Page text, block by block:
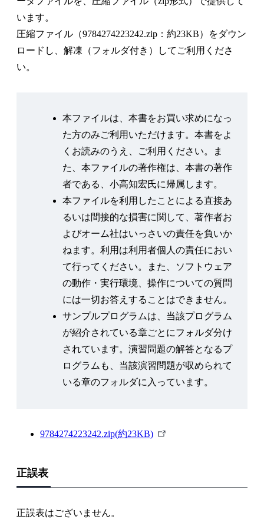
1.2.1 ソケットの概要
1.2.2 ソケットによるクライアントサーバシステ
演習問題１
2.1.1 Python処理系の準備
2.1.2 Anaconda Promptの利用
2.2 クライアントソケットの実装
2.2.1 クライアントソケットの基本
2.2.2 双方向に情報をやり取りするクライアント
プログラムの実装
2.3 サーバソケットの実装
2.3.1 シングルスレッドによるサーバソケットの
2.3.2 マルチスレッドによるサーバソケットの実
演習問題２
Chapter 3 Pythonソケットによるネットワークシステ
3.1 【データロガーシステム】TCPの利用
3.1.1 上位プロトコルの必要性
の実装
3.2.1 UDPを用いたチャットシステムの設計
3.2.2 【UDPチャットの実装①】サーバの実装
実装
います。
圧縮ファイル（9784274223242.zip：約23KB）をダウン
ロードし、解凍（フォルダ付き）してご利用くださ
い。
本ファイルは、本書をお買い求めになっ
た方のみご利用いただけます。本書をよ
くお読みのうえ、ご利用ください。ま
た、本ファイルの著作権は、本書の著作
者である、小高知宏氏に帰属します。
本ファイルを利用したことによる直接あ
るいは間接的な損害に関して、著作者お
よびオーム社はいっさいの責任を負いか
ねます。利用は利用者個人の責任におい
て行ってください。また、ソフトウェア
の動作・実行環境、操作についての質問
には一切お答えすることはできません。
サンプルプログラムは、当該プログラム
が紹介されている章ごとにフォルダ分け
されています。演習問題の解答となるプ
ログラムも、当該演習問題が収められて
いる章のフォルダに入っています。
9784274223242.zip(約23KB)
外
正誤表
正誤表はございません。